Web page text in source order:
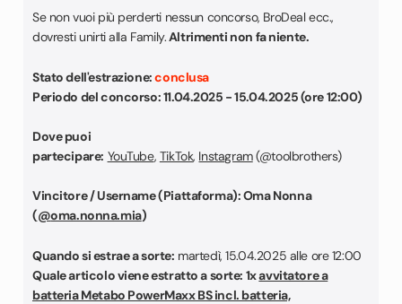
Se non vuoi più perderti nessun concorso, BroDeal ecc.,
dovresti unirti alla Family.Altrimenti non fa niente.
Stato dell'estrazione:conclusa
Periodo del concorso: 11.04.2025 - 15.04.2025 (ore 12:00)
Dove puoi
partecipare: YouTube, TikTok, Instagram(@toolbrothers)
Vincitore / Username (Piattaforma): Oma Nonna
(@oma.nonna.mia)
Quando si estrae a sorte: martedì, 15.04.2025 alle ore 12:00
Quale articolo viene estratto a sorte: 1xavvitatore a
batteria Metabo PowerMaxx BS incl. batteria,